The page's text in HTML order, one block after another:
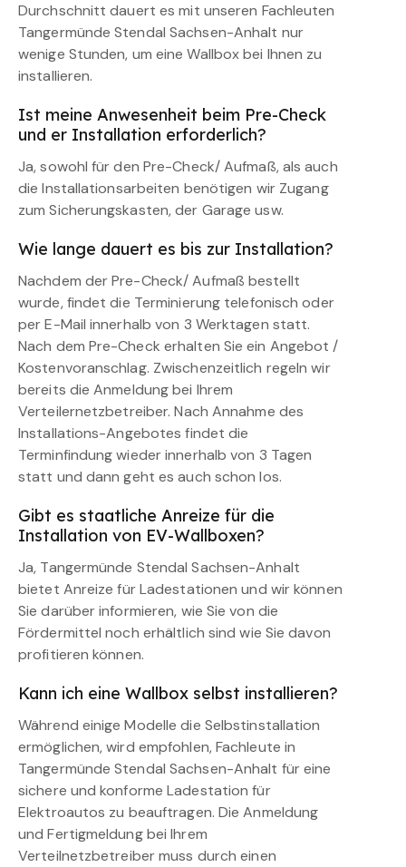
Durchschnitt dauert es mit unseren Fachleuten
Tangermünde Stendal Sachsen-Anhalt nur
wenige Stunden, um eine Wallbox bei Ihnen zu
installieren.
Ist meine Anwesenheit beim Pre-Check
und er Installation erforderlich?
Ja, sowohl für den Pre-Check/ Aufmaß, als auch
die Installationsarbeiten benötigen wir Zugang
zum Sicherungskasten, der Garage usw.
Wie lange dauert es bis zur Installation?
Nachdem der Pre-Check/ Aufmaß bestellt
wurde, findet die Terminierung telefonisch oder
per E-Mail innerhalb von 3 Werktagen statt.
Nach dem Pre-Check erhalten Sie ein Angebot /
Kostenvoranschlag. Zwischenzeitlich regeln wir
bereits die Anmeldung bei Ihrem
Verteilernetzbetreiber. Nach Annahme des
Installations-Angebotes findet die
Terminfindung wieder innerhalb von 3 Tagen
statt und dann geht es auch schon los.
Gibt es staatliche Anreize für die
Installation von EV-Wallboxen?
Ja, Tangermünde Stendal Sachsen-Anhalt
bietet Anreize für Ladestationen und wir können
Sie darüber informieren, wie Sie von die
Fördermittel noch erhältlich sind wie Sie davon
profitieren können.
Kann ich eine Wallbox selbst installieren?
Während einige Modelle die Selbstinstallation
ermöglichen, wird empfohlen, Fachleute in
Tangermünde Stendal Sachsen-Anhalt für eine
sichere und konforme Ladestation für
Elektroautos zu beauftragen. Die Anmeldung
und Fertigmeldung bei Ihrem
Verteilnetzbetreiber muss durch einen